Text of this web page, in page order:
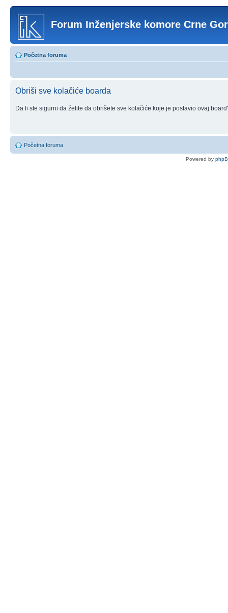
Forum Inženjerske komore Crne
Početna foruma
Obriši sve kolačiće boarda
Da li ste sigurni da želite da obrišete sve kolačiće koje je postavio ovaj
Početna foruma
Powered by